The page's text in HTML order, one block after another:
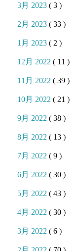
3月 2023( 3 )
2月 2023( 33 )
1月 2023( 2 )
12月 2022( 11 )
11月 2022( 39 )
10月 2022( 21 )
9月 2022( 38 )
8月 2022( 13 )
7月 2022( 9 )
6月 2022( 30 )
5月 2022( 43 )
4月 2022( 30 )
3月 2022( 6 )